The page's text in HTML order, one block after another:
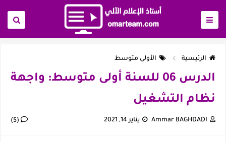
الرئيسية الأولى متوسط
الدرس 06 للسنة أولى متوسط: واجهة
نظام التشغيل
Ammar BAGHDADI يناير 14, 2021 (5)